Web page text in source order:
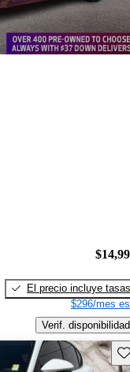
El precio incluye tasas
$296/mes
Verif. disponibilidad